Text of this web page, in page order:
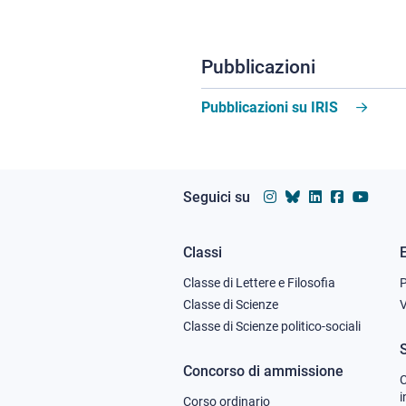
Pubblicazioni
Pubblicazioni su IRIS
Seguici su
Footer
column
Classi
Classe di Lettere e Filosofia
Classe di Scienze
Classe di Scienze politico-sociali
Concorso di ammissione
Corso ordinario